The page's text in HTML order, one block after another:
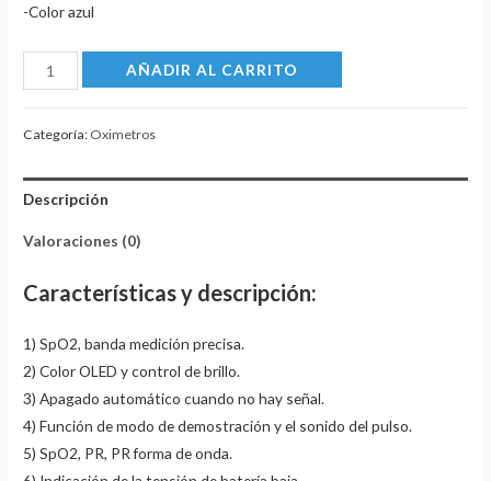
-Color azul
Oxímetro
Oled
AÑADIR AL CARRITO
Categoría: Oximetros
Descripción
Valoraciones (0)
Características y descripción:
1) SpO2, banda medición precisa.
2) Color OLED y control de brillo.
3) Apagado automático cuando no hay señal.
4) Función de modo de demostración y el sonido del pulso.
5) SpO2, PR, PR forma de onda.